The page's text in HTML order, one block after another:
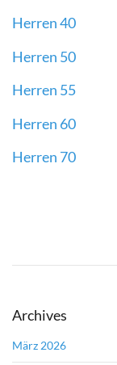
Herren 40
Herren 50
Herren 55
Herren 60
Herren 70
Archives
März 2026